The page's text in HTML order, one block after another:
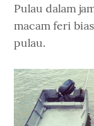
Pulau dalam
macam feri
pulau.